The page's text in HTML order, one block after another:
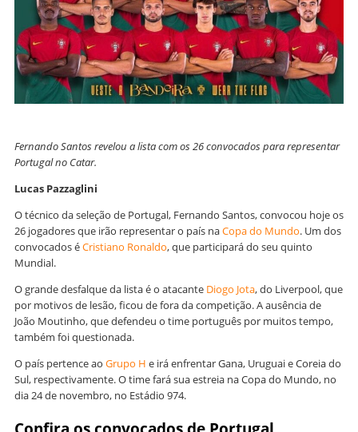
Fernando Santos revelou a lista com os 26 convocados para representar
Portugal no Catar.
Lucas Pazzaglini
O técnico da seleção de Portugal, Fernando Santos, convocou hoje os
26 jogadores que irão representar o país naCopa do Mundo. Um dos
convocados éCristiano Ronaldo, que participará do seu quinto
Mundial.
O grande desfalque da lista é o atacante Diogo Jota, do Liverpool, que
por motivos de lesão, ficou de fora da competição. A ausência de
João Moutinho, que defendeu o time português por muitos tempo,
também foi questionada.
O país pertence ao Grupo H e irá enfrentar Gana, Uruguai e Coreia do
Sul, respectivamente. O time fará sua estreia na Copa do Mundo, no
dia 24 de novembro, no Estádio 974.